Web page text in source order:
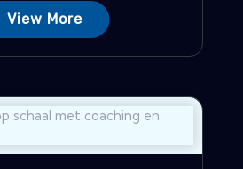
View More